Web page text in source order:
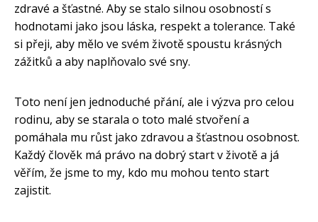
zdravé a šťastné. Aby se stalo silnou osobností s
hodnotami jako jsou láska, respekt a tolerance. Také
si přeji, aby mělo ve svém životě spoustu krásných
zážitků a aby naplňovalo své sny.
Toto není jen jednoduché přání, ale i výzva pro celou
rodinu, aby se starala o toto malé stvoření a
pomáhala mu růst jako zdravou a šťastnou osobnost.
Každý člověk má právo na dobrý start v životě a já
věřím, že jsme to my, kdo mu mohou tento start
zajistit.